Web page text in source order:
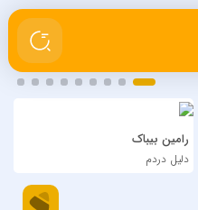
رامین بیباک
دلیل دردم